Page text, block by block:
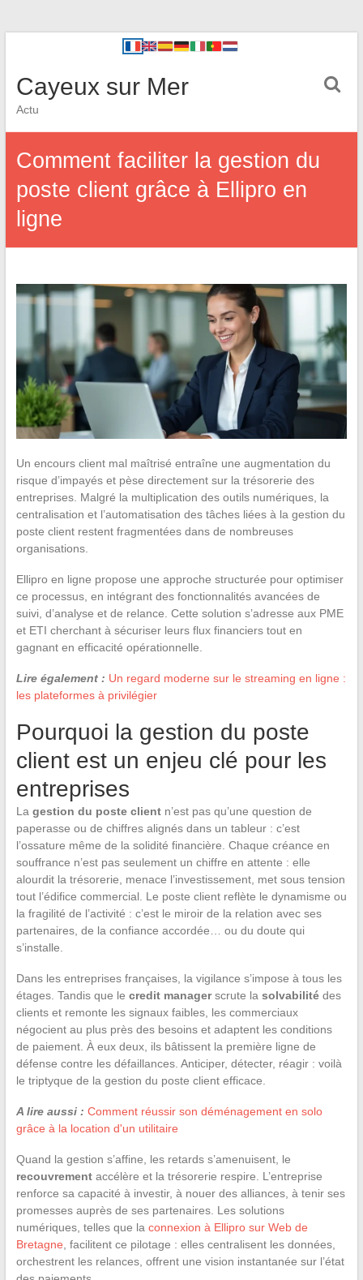
Cayeux sur Mer
Actu
Comment faciliter la gestion du
poste client grâce à Ellipro en
ligne
Un encours client mal maîtrisé entraîne une augmentation du
risque d’impayés et pèse directement sur la trésorerie des
entreprises. Malgré la multiplication des outils numériques, la
centralisation et l’automatisation des tâches liées à la gestion du
poste client restent fragmentées dans de nombreuses
organisations.
Ellipro en ligne propose une approche structurée pour optimiser
ce processus, en intégrant des fonctionnalités avancées de
suivi, d’analyse et de relance. Cette solution s’adresse aux PME
et ETI cherchant à sécuriser leurs flux financiers tout en
gagnant en efficacité opérationnelle.
Lire également : Un regard moderne sur le streaming en ligne :
les plateformes à privilégier
Pourquoi la gestion du poste
client est un enjeu clé pour les
entreprises
La gestion du poste clientn’est pas qu’une question de
paperasse ou de chiffres alignés dans un tableur : c’est
l’ossature même de la solidité financière. Chaque créance en
souffrance n’est pas seulement un chiffre en attente : elle
alourdit la trésorerie, menace l’investissement, met sous tension
tout l’édifice commercial. Le poste client reflète le dynamisme ou
la fragilité de l’activité : c’est le miroir de la relation avec ses
partenaires, de la confiance accordée… ou du doute qui
s’installe.
Dans les entreprises françaises, la vigilance s’impose à tous les
étages. Tandis que le credit managerscrute la solvabilitédes
clients et remonte les signaux faibles, les commerciaux
négocient au plus près des besoins et adaptent les conditions
de paiement. À eux deux, ils bâtissent la première ligne de
défense contre les défaillances. Anticiper, détecter, réagir : voilà
le triptyque de la gestion du poste client efficace.
A lire aussi : Comment réussir son déménagement en solo
grâce à la location d'un utilitaire
Quand la gestion s’affine, les retards s’amenuisent, le
recouvrementaccélère et la trésorerie respire. L’entreprise
renforce sa capacité à investir, à nouer des alliances, à tenir ses
promesses auprès de ses partenaires. Les solutions
numériques, telles que la connexion à Ellipro sur Web de
Bretagne , facilitent ce pilotage : elles centralisent les données,
orchestrent les relances, offrent une vision instantanée sur l’état